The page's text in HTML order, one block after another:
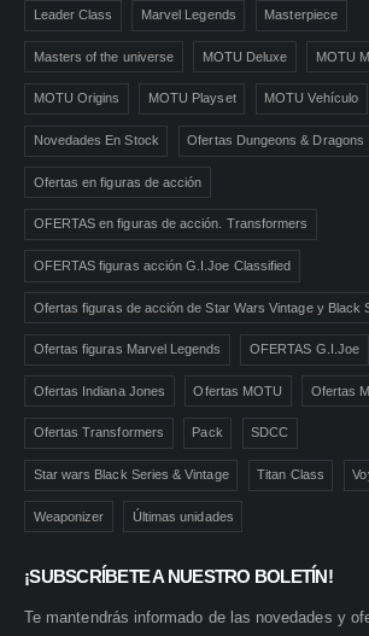
Leader Class Marvel Legends Masterpiece
Masters of the universe MOTU Deluxe MOTU
MOTU Origins MOTU Playset MOTU Vehículo
Novedades En Stock Ofertas Dungeons & Dragons
Ofertas en figuras de acción
OFERTAS en figuras de acción. Transformers
OFERTAS figuras acción G.I.Joe Classified
Ofertas figuras de acción de Star Wars Vintage y Black
Ofertas figuras Marvel Legends OFERTAS G.I.Joe
Ofertas Indiana Jones Ofertas MOTU Ofertas
Ofertas Transformers Pack SDCC
Star wars Black Series & Vintage Titan Class
Weaponizer Últimas unidades
¡SUBSCRÍBETE A NUESTRO BOLETÍN!
Te mantendrás informado de las novedades y